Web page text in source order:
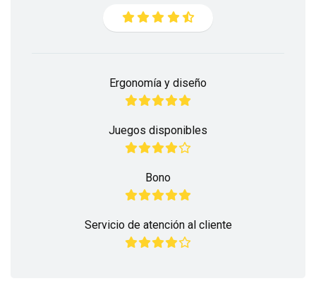
Ergonomía y diseño
Juegos disponibles
Bono
Servicio de atención al cliente